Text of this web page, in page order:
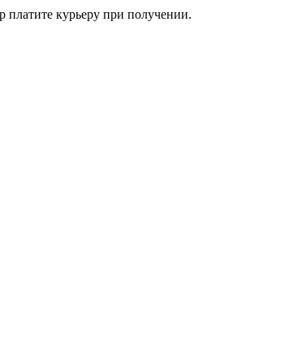
платите курьеру при получении.